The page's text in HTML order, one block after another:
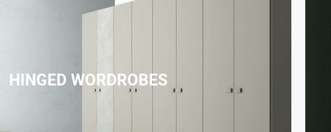
HINGED WORDROBES